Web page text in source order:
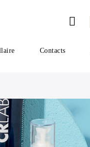
Contacts